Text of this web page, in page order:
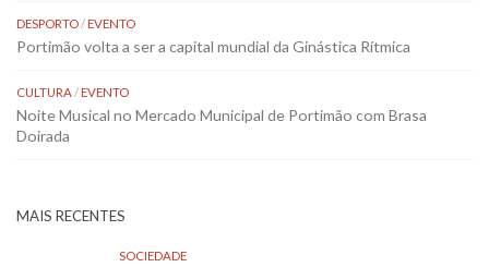
DESPORTO/EVENTO
Portimão volta a ser a capital mundial da Ginástica Rítmica
CULTURA/EVENTO
Noite Musical no Mercado Municipal de Portimão com Brasa
Doirada
MAIS RECENTES
SOCIEDADE